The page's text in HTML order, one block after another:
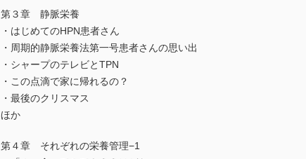
第３章 静脈栄養
・はじめてのHPN患者さん
・周期的静脈栄養法第一号患者さんの思い出
・シャープのテレビとTPN
・この点滴で家に帰れるの？
・最後のクリスマス
ほか
第４章 それぞれの栄養管理−1